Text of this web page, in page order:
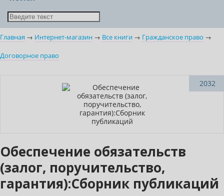
Главная → Интернет-магазин → Все книги → Гражданское право →
Договорное право
2032
Обеспечение обязательств
(залог, поручительство,
гарантия):Сборник публикаций